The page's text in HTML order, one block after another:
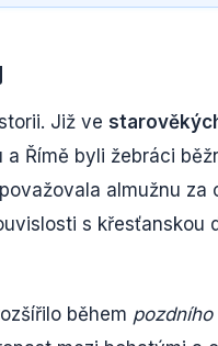
Již ve
Římě byli žebráci
almužnu za
s křesťanskou
během